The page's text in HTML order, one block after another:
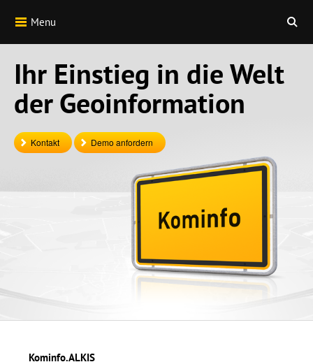
Menu
Ihr Einstieg in die Welt
der Geoinformation
Kontakt Demo anfordern
Kominfo.ALKIS